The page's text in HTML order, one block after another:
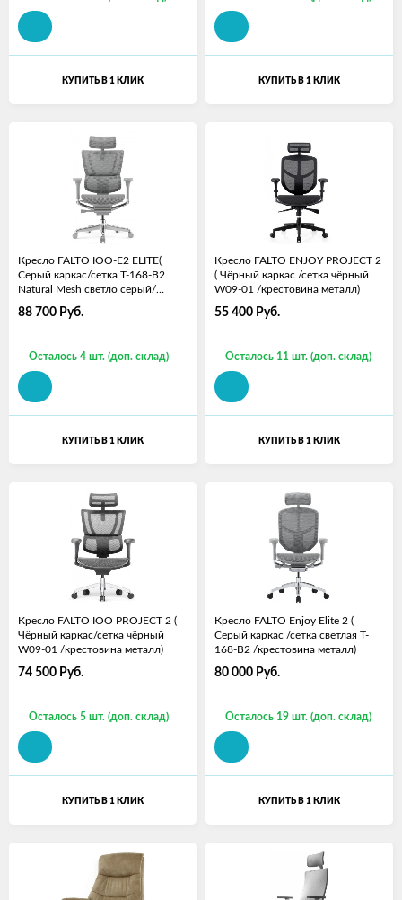
КУПИТЬ В 1 КЛИК КУПИТЬ В 1 КЛИК
Кресло FALTO IOO-E2 ELITE(
Серый каркас/сетка T-168-B2
Natural Mesh светло серый/
крестовина металл)
88 700 Руб.
Осталось 4 шт. (доп. склад)
КУПИТЬ В 1 КЛИК
Кресло FALTO ENJOY PROJECT 2
( Чёрный каркас /сетка чёрный
W09-01 /крестовина металл)
55 400 Руб.
Осталось 11 шт. (доп. склад)
КУПИТЬ В 1 КЛИК
Кресло FALTO IOO PROJECT 2 (
Чёрный каркас/сетка чёрный
W09-01 /крестовина металл)
74 500 Руб.
Осталось 5 шт. (доп. склад)
КУПИТЬ В 1 КЛИК
Кресло FALTO Enjoy Elite 2 (
Серый каркас /сетка светлая T-
168-B2 /крестовина металл)
80 000 Руб.
Осталось 19 шт. (доп. склад)
КУПИТЬ В 1 КЛИК